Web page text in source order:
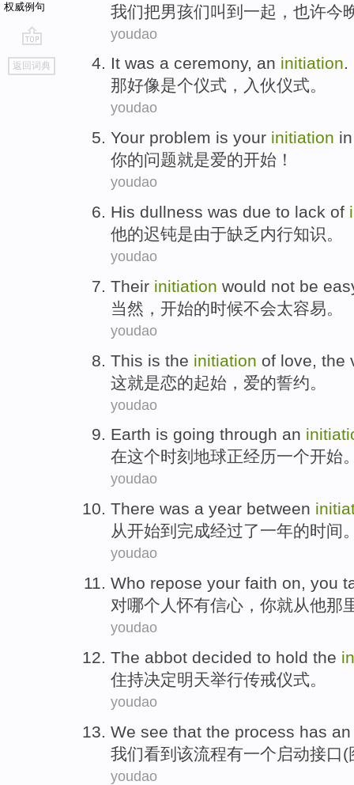
权威例句
go
top
返回词典
我们把男孩们叫到一起 ， 也许今
youdao
It was a ceremony, an initiation.
那好像是个仪式 ， 入伙仪式。
youdao
Your problem is your initiation
你的问题就是爱的开始 ！
youdao
His dullness was due to lack of
他的迟钝是由于缺乏内行知识。
youdao
Their initiation would not be
当然 ， 开始的时候不会太容易。
youdao
This is the initiation of love , the
这就是恋的起始 ， 爱的誓约 。
youdao
Earth is going through an
在这个时刻 地球正经历一个开始
youdao
There was a year between
从开始到完成经过了一年的时间
youdao
Who repose your faith on, you
对哪个 人怀有信心 ， 你就从他那
youdao
The abbot decided to hold the
住持决定明天举行传戒仪式。
youdao
We see that the process has an
我们看到 该流程有一个 启动接口(
youdao